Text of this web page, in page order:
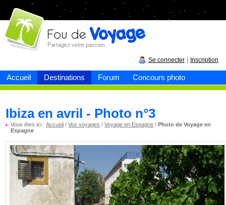
Accueil Destinations Forum Concours photo
Fou devoyage
Se connecter Inscription
Ibiza en avril - Photo n°3
Vous êtes ici :Accueil /Vos voyages /Voyage en Espagne /Photo de Voyage en
Espagne